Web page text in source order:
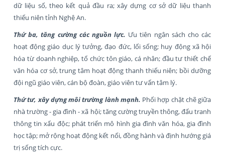
dữ liệu số, theo kết quả đầu ra; xây dựng cơ sở dữ liệu thanh
thiếu niên tỉnh Nghệ An.
Thứ ba, tăng cường các nguồn lực. Ưu tiên ngân sách cho các
hoạt động giáo dục lý tưởng, đạo đức, lối sống; huy động xã hội
hóa từ doanh nghiệp, tổ chức tôn giáo, cá nhân; đầu tư thiết chế
văn hóa cơ sở, trung tâm hoạt động thanh thiếu niên; bồi dưỡng
đội ngũ giáo viên, cán bộ đoàn, giáo viên tư vấn tâm lý.
Thứ tư, xây dựng môi trường lành mạnh. Phối hợp chặt chẽ giữa
nhà trường - gia đình - xã hội; tăng cường truyền thông, đấu tranh
thông tin xấu độc; phát triển mô hình gia đình văn hóa, gia đình
học tập; mở rộng hoạt động kết nối, đồng hành và định hướng giá
trị sống tích cực.